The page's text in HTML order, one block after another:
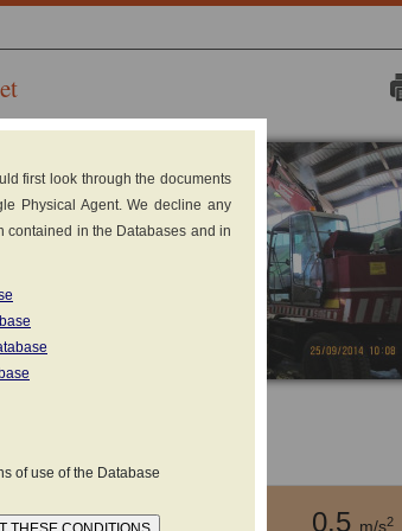
in the field)
0.5 m/s2
first look through the documents
Physical Agent. We decline any
contained in the Databases and in
of use of the Database